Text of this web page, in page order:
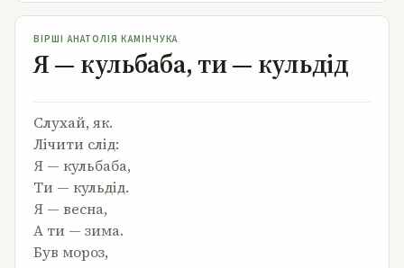
Я — кульбаба, ти — кульдід
ВІРШІ АНАТОЛІЯ КАМІНЧУКА
Я — кульбаба, ти — кульдід
Слухай, як.
Лічити слід:
Я — кульбаба,
Ти — кульдід.
Я — весна,
А ти — зима.
Був мороз,